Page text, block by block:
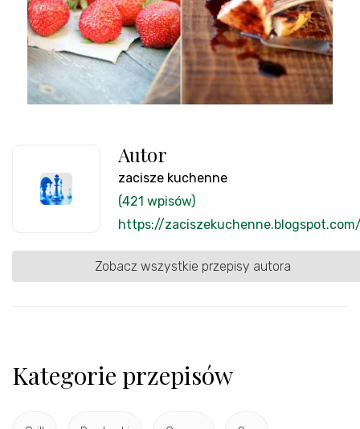
Autor
zacisze kuchenne
(421 wpisów)
https://
Zobacz wszystkie przepisy autora
Kategorie przepisów